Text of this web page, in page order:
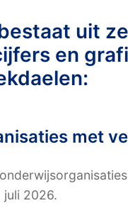
uit
en
met
juli 2026.